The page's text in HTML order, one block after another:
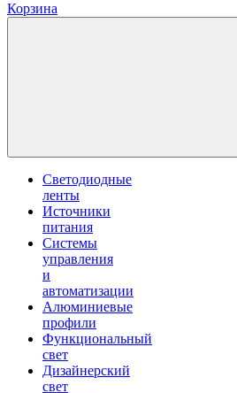
Корзина
Светодиодные
ленты
Источники
питания
Системы
управления
и
автоматизации
Алюминиевые
профили
Функциональный
свет
Дизайнерский
свет